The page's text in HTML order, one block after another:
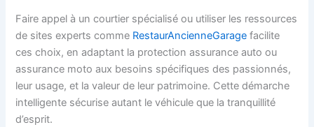
Faire appel à un courtier spécialisé ou utiliser les ressources
de sites experts comme RestaurAncienneGarage facilite
ces choix, en adaptant la protection assurance auto ou
assurance moto aux besoins spécifiques des passionnés,
leur usage, et la valeur de leur patrimoine. Cette démarche
intelligente sécurise autant le véhicule que la tranquillité
d’esprit.